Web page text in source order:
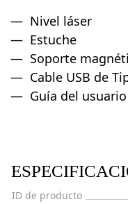
Nivel láser
Estuche
Soporte
Cable USB de
Guía del
ID de producto